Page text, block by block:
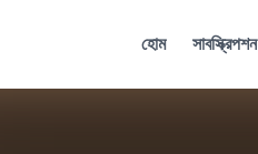
হোম সাবস্ক্রিপশন